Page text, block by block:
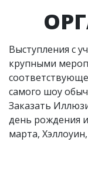
Выступления с
крупными
самого шоу
Заказать
день рождения
марта,